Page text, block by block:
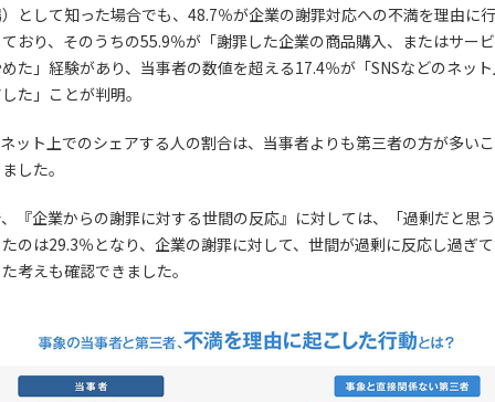
として知った場合でも、48.7％が企業の謝罪対応への不満を理由に
おり、そのうちの55.9％が「謝罪した企業の商品購入、またはサー
た」経験があり、当事者の数値を超える17.4％が「SNSなどのネッ
た」ことが判明。
ット上でのシェアする人の割合は、当事者よりも第三者の方が多い
した。
『企業からの謝罪に対する世間の反応』に対しては、「過剰だと思
のは29.3％となり、企業の謝罪に対して、世間が過剰に反応し過ぎ
考えも確認できました。